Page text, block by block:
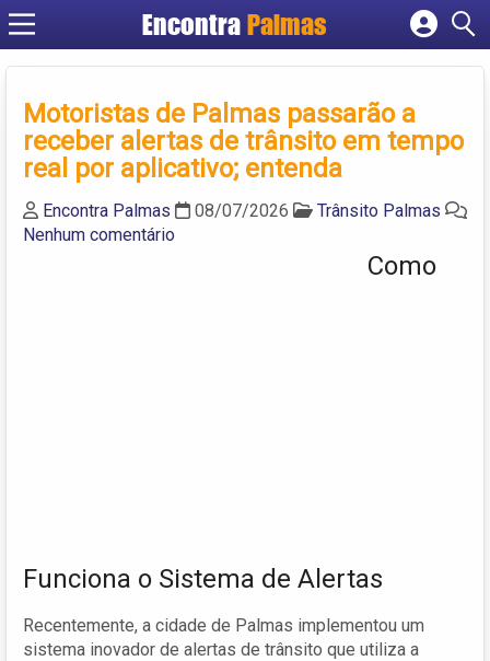
Encontra Palmas
Cadastrar empresa
Criar conta
Motoristas de Palmas passarão a
receber alertas de trânsito em tempo
real por aplicativo; entenda
Encontra Palmas 08/07/2026
Trânsito Palmas
Nenhum comentário
Como
Funciona o Sistema de Alertas
Recentemente, a cidade de Palmas implementou um
sistema inovador de alertas de trânsito que utiliza a